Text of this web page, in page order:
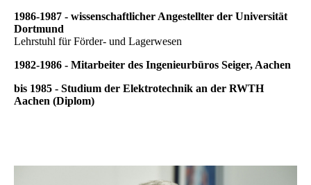
1986-1987 - wissenschaftlicher Angestellter der Universität
Dortmund
Lehrstuhl für Förder- und Lagerwesen
1982-1986 - Mitarbeiter des Ingenieurbüros Seiger, Aachen
bis 1985 - Studium der Elektrotechnik an der RWTH
Aachen (Diplom)